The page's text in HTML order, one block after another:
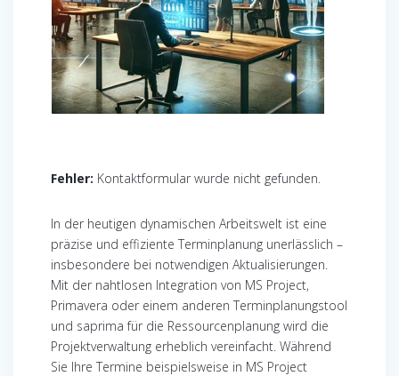
Fehler: Kontaktformular wurde nicht gefunden.
In der heutigen dynamischen Arbeitswelt ist eine
präzise und effiziente Terminplanung unerlässlich –
insbesondere bei notwendigen Aktualisierungen.
Mit der nahtlosen Integration von MS Project,
Primavera oder einem anderen Terminplanungstool
und saprima für die Ressourcenplanung wird die
Projektverwaltung erheblich vereinfacht. Während
Sie Ihre Termine beispielsweise in MS Project